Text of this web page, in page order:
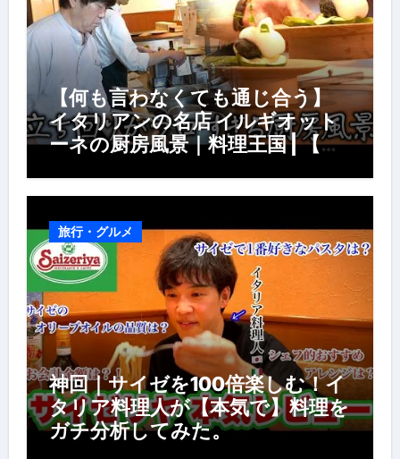
【何も言わなくても通じ合う】
イタリアンの名店 イルギオット
ーネの厨房風景｜料理王国 | 【厨
風景】
旅行・グルメ
神回｜サイゼを100倍楽しむ！イ
タリア料理人が【本気で】料理を
ガチ分析してみた。